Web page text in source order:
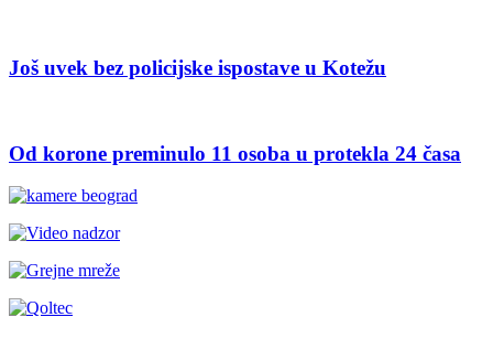
Još uvek bez policijske ispostave u Kotežu
Od korone preminulo 11 osoba u protekla 24 časa